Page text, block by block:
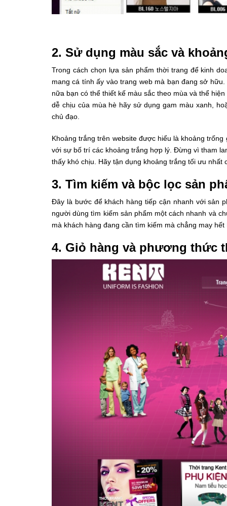
2. Sử dụng màu sắc và
Trong cách chọn lựa sản phẩm thời trang để kinh
mang cá tính ấy vào trang web mà bạn đang sở
nữa bạn có thể thiết kế màu sắc theo mùa và thể
dễ chịu của mùa hè hãy sử dụng gam màu xanh,
chủ đạo.
Khoảng trắng trên website được hiểu là khoảng
với sự bố trí các khoảng trắng hợp lý. Đừng vì tham
thấy khó chịu. Hãy tận dụng khoảng trắng tối ưu
3. Tìm kiếm và bộc lọc sản
Đây là bước để khách hàng tiếp cận nhanh với sản
người dùng tìm kiếm sản phẩm một cách nhanh và
mà khách hàng đang cần tìm kiếm mà chẳng may
4. Giỏ hàng và phương thức